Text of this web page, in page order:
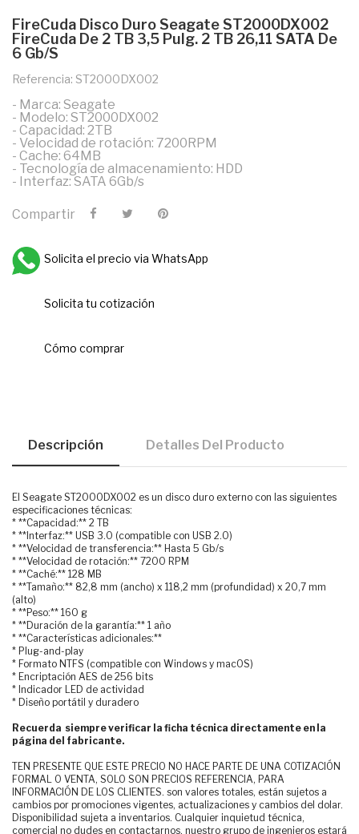
FireCuda Disco Duro Seagate ST2000DX002
FireCuda De 2 TB 3,5 Pulg. 2 TB 26,11 SATA De
6 Gb/s
Referencia: ST2000DX002
- Marca: Seagate
- Modelo: ST2000DX002
- Capacidad: 2TB
- Velocidad de rotación: 7200RPM
- Cache: 64MB
- Tecnología de almacenamiento: HDD
- Interfaz: SATA 6Gb/s
Compartir
Solicita el precio via WhatsApp
Solicita tu cotización
Cómo comprar
Descripción Detalles Del Producto
El Seagate ST2000DX002 es un disco duro externo con las siguientes
especificaciones técnicas:
* **Capacidad:** 2 TB
* **Interfaz:** USB 3.0 (compatible con USB 2.0)
* **Velocidad de transferencia:** Hasta 5 Gb/s
* **Velocidad de rotación:** 7200 RPM
* **Caché:** 128 MB
* **Tamaño:** 82,8 mm (ancho) x 118,2 mm (profundidad) x 20,7 mm
(alto)
* **Peso:** 160 g
* **Duración de la garantía:** 1 año
* **Características adicionales:**
* Plug-and-play
* Formato NTFS (compatible con Windows y macOS)
* Encriptación AES de 256 bits
* Indicador LED de actividad
* Diseño portátil y duradero
Recuerda siempre verificar la ficha técnica directamente en la
página del fabricante.
TEN PRESENTE QUE ESTE PRECIO NO HACE PARTE DE UNA COTIZACIÓN
FORMAL O VENTA, SOLO SON PRECIOS REFERENCIA, PARA
INFORMACIÓN DE LOS CLIENTES. son valores totales, están sujetos a
cambios por promociones vigentes, actualizaciones y cambios del dolar.
Disponibilidad sujeta a inventarios. Cualquier inquietud técnica,
comercial no dudes en contactarnos, nuestro grupo de ingenieros estará